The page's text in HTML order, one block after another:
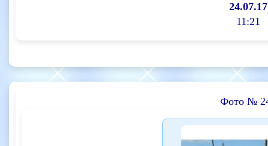
24.07.17
11:21
Фото №